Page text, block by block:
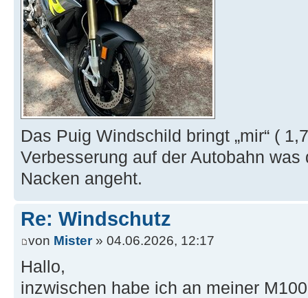
Das Puig Windschild bringt „mir“ (
Verbesserung auf der Autobahn
Nacken angeht.
Re: Windschutz
von Mister» 04.06.2026, 12:17
Hallo,
inzwischen habe ich an meiner